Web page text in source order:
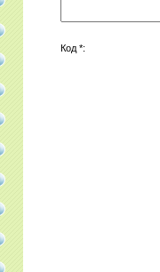
Код *: